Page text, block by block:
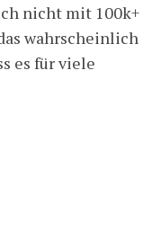
nicht mit 100k+
wahrscheinlich
es für viele